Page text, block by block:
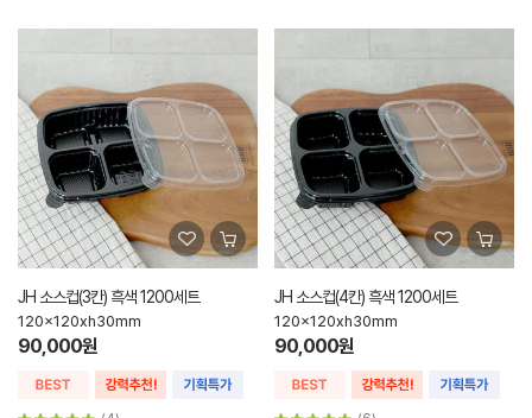
JH 소스컵(3칸) 흑색 1200세트
120x120xh30mm
90,000원
JH 소스컵(4칸) 흑색 1200세트
120x120xh30mm
90,000원